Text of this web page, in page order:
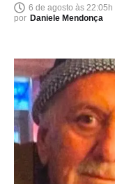
6 de agosto às 22:05h
por Daniele Mendonça